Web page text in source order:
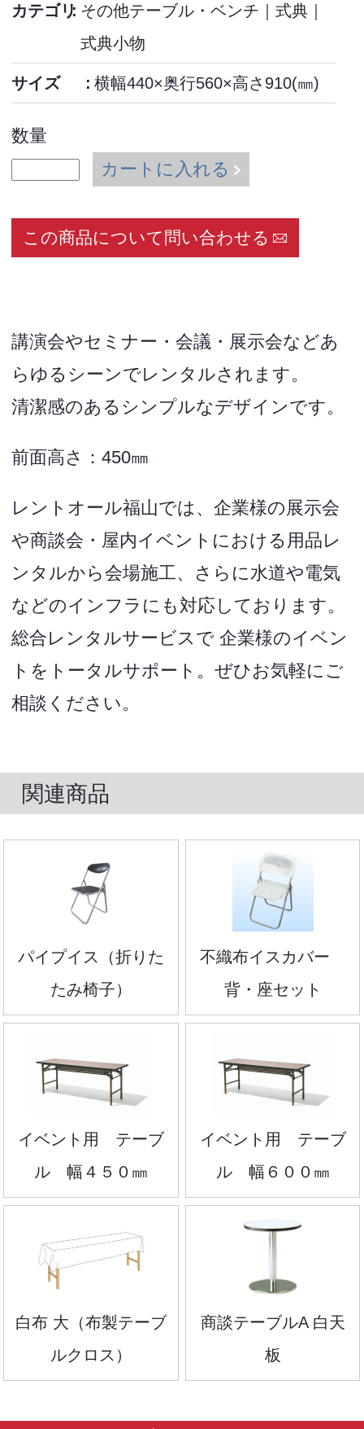
カテゴリ その他テーブル・ベンチ ｜式典
式典小物
サイズ 横幅440×奥行560×高さ910(㎜)
数量
カートに入れる
この商品について問い合わせる
講演会やセミナー・会議・展示会などあ
らゆるシーンでレンタルされます。
清潔感のあるシンプルなデザインです。
前面高さ：450㎜
レントオール福山では、企業様の展示会
や商談会・屋内イベントにおける用品レ
ンタルから会場施工、さらに水道や電気
などのインフラにも対応しております。
総合レンタルサービスで 企業様のイベン
トをトータルサポート。ぜひお気軽にご
相談ください。
関連商品
パイプイス（折りた
たみ椅子）
不織布イスカバー
背・座セット
イベント用 テーブ
ル 幅４５０㎜
イベント用 テーブ
ル 幅６００㎜
白布 大（布製テーブ
ルクロス）
商談テーブルA 白天
板